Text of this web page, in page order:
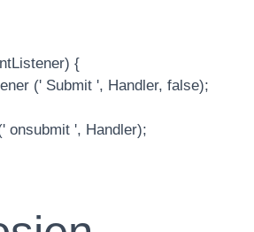
{
(' Submit ', Handler, false);
onsubmit ', Handler);